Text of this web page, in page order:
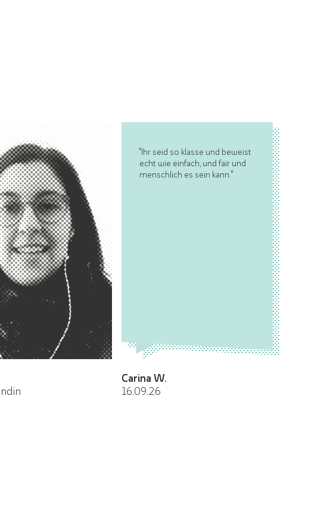
"Ihr seid so klasse und beweist
echt wie einfach, und fair und
menschlich es sein kann."
Carina W.
16.09.26